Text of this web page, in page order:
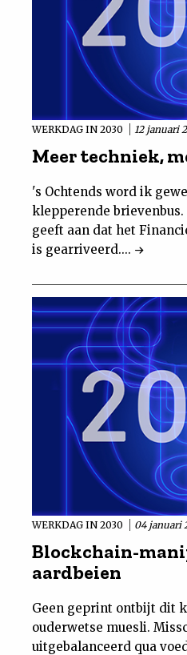
WERKDAG IN 2030 12 januari
Meer techniek,
's Ochtends word ik
klepperende
geeft aan dat het
is gearriveerd....
WERKDAG IN 2030 04 januari
Blockchain-
aardbeien
Geen geprint ontbijt dit
ouderwetse muesli.
uitgebalanceerd qua